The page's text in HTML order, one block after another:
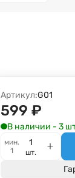
Артикул:G01
599 ₽
В наличии - 3
мин.
1
шт.